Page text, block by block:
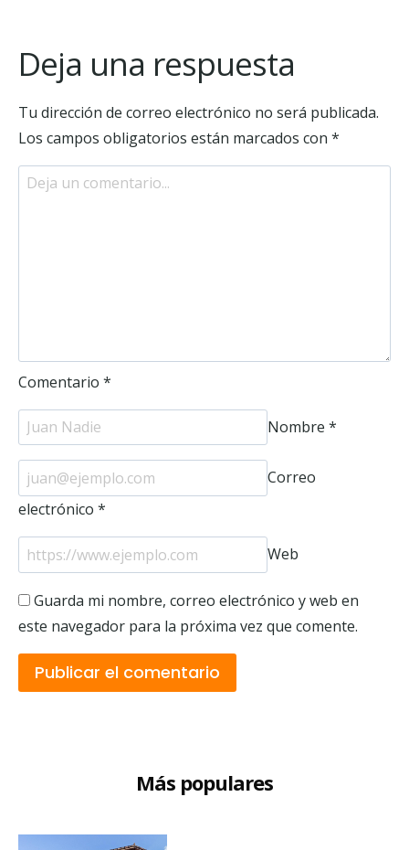
Deja una respuesta
Tu dirección de correo electrónico no será publicada.
Los campos obligatorios están marcados con *
Comentario *
Nombre *
Correo
electrónico *
Web
Guarda mi nombre, correo electrónico y web en
este navegador para la próxima vez que comente.
Más populares